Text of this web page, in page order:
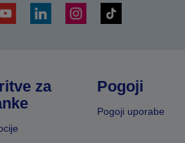
za
Pogoji
Pogoji uporabe